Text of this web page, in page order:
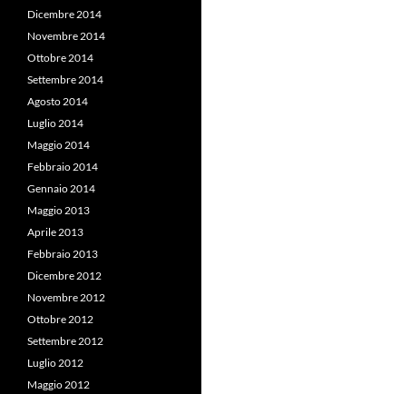
Dicembre 2014
Novembre 2014
Ottobre 2014
Settembre 2014
Agosto 2014
Luglio 2014
Maggio 2014
Febbraio 2014
Gennaio 2014
Maggio 2013
Aprile 2013
Febbraio 2013
Dicembre 2012
Novembre 2012
Ottobre 2012
Settembre 2012
Luglio 2012
Maggio 2012